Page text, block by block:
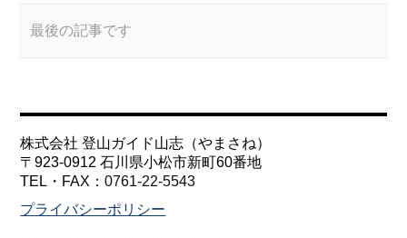
最後の記事です
株式会社 登山ガイド山志（やまさね）
〒923-0912 石川県小松市新町60番地
TEL・FAX：0761-22-5543
プライバシーポリシー